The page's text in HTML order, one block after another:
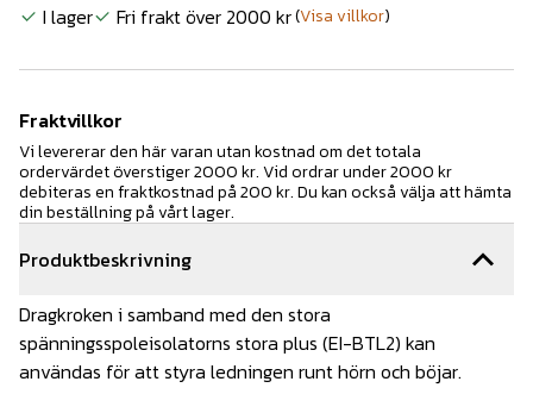
Produktbeskrivning
Dragkroken i samband med den stora
spänningsspoleisolatorns stora plus (EI-BTL2) kan
användas för att styra ledningen runt hörn och böjar.
I lager Fri frakt över 2000 kr(Visa villkor)
Fraktvillkor
Vi levererar den här varan utan kostnad om det totala
ordervärdet överstiger 2000 kr. Vid ordrar under 2000 kr
debiteras en fraktkostnad på 200 kr. Du kan också välja att hämta
din beställning på vårt lager.